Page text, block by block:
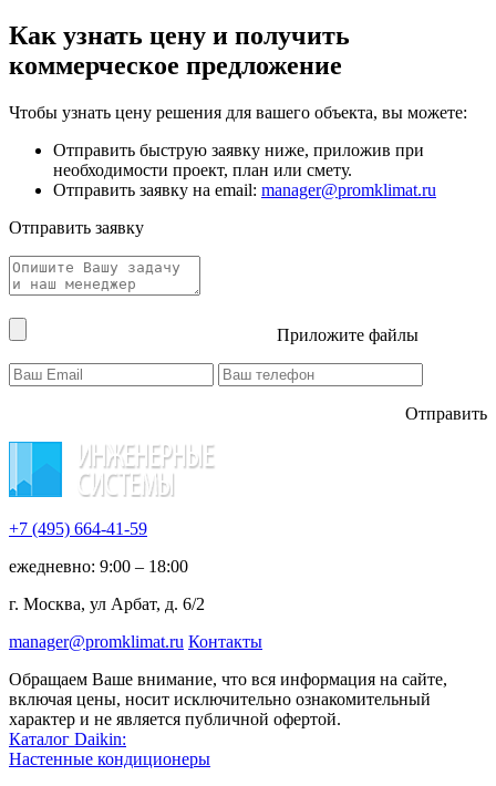
Как узнать цену и получить
коммерческое предложение
Чтобы узнать цену решения для вашего объекта, вы можете:
Отправить быструю заявку ниже, приложив при
необходимости проект, план или смету.
Отправить заявку на email: manager@promklimat.ru
Отправить заявку
Приложите файлы
Отправить
+7 (495) 664-41-59
ежедневно: 9:00 – 18:00
г. Москва, ул Арбат, д. 6/2
manager@promklimat.ru Контакты
Обращаем Ваше внимание, что вся информация на сайте,
включая цены, носит исключительно ознакомительный
характер и не является публичной офертой.
Каталог Daikin:
Настенные кондиционеры